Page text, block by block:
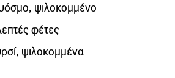
ψιλοκομμένο
φέτες
ψιλοκομμένα